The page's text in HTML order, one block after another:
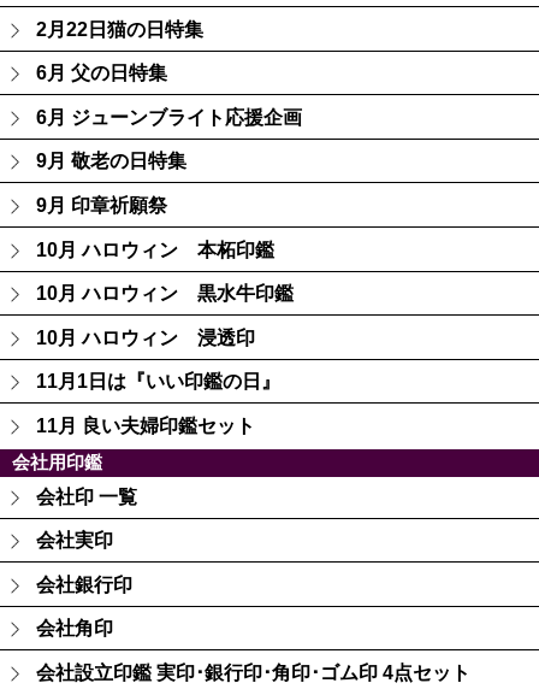
2月22日猫の日特集
6月 父の日特集
6月 ジューンブライト応援企画
9月 敬老の日特集
9月 印章祈願祭
10月 ハロウィン 本柘印鑑
10月 ハロウィン 黒水牛印鑑
10月 ハロウィン 浸透印
11月1日は『いい印鑑の日』
11月 良い夫婦印鑑セット
会社用印鑑
会社印 一覧
会社実印
会社銀行印
会社角印
会社設立印鑑 実印･銀行印･角印･ゴム印 4点セット